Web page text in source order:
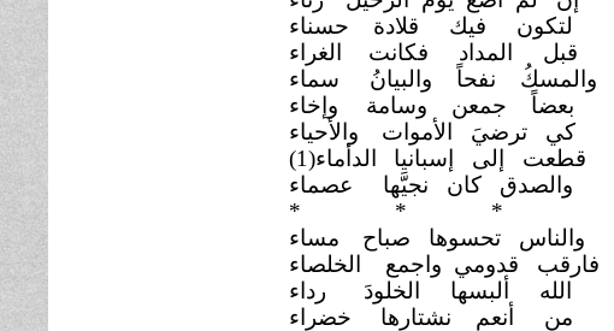
لتكون فيك قلادة حسناء
قبل المداد فكانت
الغراء
والمسكُ نفحاً والبيانُ
سماء
بعضاً جمعن وسامة
وإخاء
كي ترضيَ الأموات
والأحياء
قطعت إلى إسبانيا
الدأماء(1)
والصدق كان نجيَّها
عصماء
* *
*
والناس تحسوها صباح
مساء
فارقب قدومي واجمع
الخلصاء
الله ألبسها الخلودَ
رداء
من أنعم نشتارها
خضراء